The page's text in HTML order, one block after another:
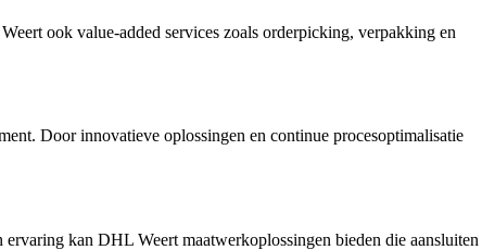
ook value-added services zoals orderpicking, verpakking en
Door innovatieve oplossingen en continue procesoptimalisatie
kan DHL Weert maatwerkoplossingen bieden die aansluiten